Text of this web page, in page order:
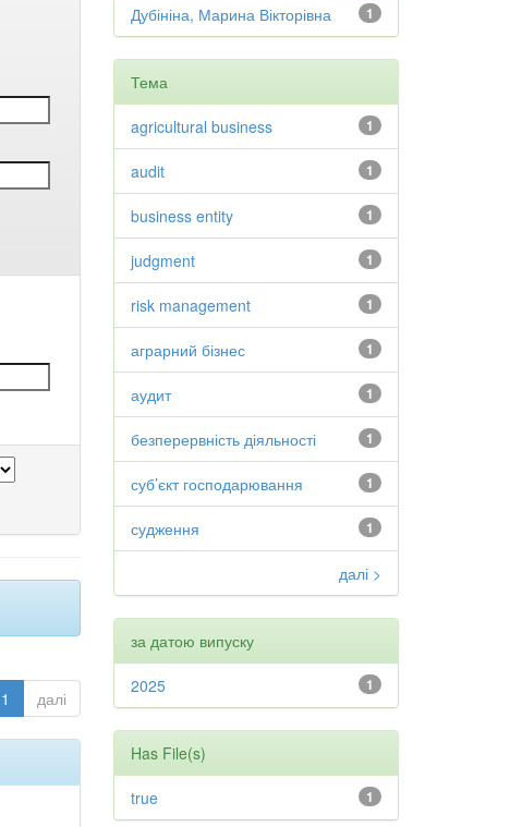
1 далі
1
Дубініна, Марина Вікторівна
Тема
1
agricultural business
1
audit
1
business entity
1
judgment
1
risk management
1
аграрний бізнес
1
аудит
1
безперервність діяльності
1
суб’єкт господарювання
1
судження
далі >
за датою випуску
1
2025
Has File(s)
1
true